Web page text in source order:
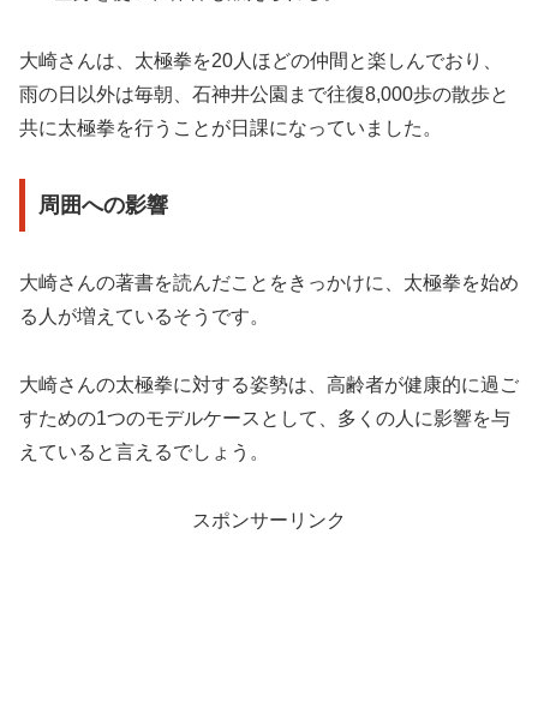
大崎さんは、太極拳を20人ほどの仲間と楽しんでおり、
雨の日以外は毎朝、石神井公園まで往復8,000歩の散歩と
共に太極拳を行うことが日課になっていました。
周囲への影響
大崎さんの著書を読んだことをきっかけに、太極拳を始め
る人が増えているそうです。
大崎さんの太極拳に対する姿勢は、高齢者が健康的に過ご
すための1つのモデルケースとして、多くの人に影響を与
えていると言えるでしょう。
スポンサーリンク